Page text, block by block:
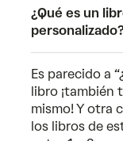
¿Qué es un
Es parecido a
libro ¡también
mismo! Y otra
los libros de